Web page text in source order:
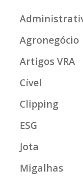
Agronegócio
Artigos VRA
Cível
Clipping
ESG
Jota
Migalhas